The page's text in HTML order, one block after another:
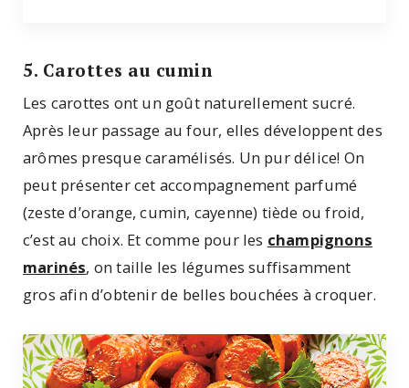
5. Carottes au cumin
Les carottes ont un goût naturellement sucré.
Après leur passage au four, elles développent des
arômes presque caramélisés. Un pur délice! On
peut présenter cet accompagnement parfumé
(zeste d’orange, cumin, cayenne) tiède ou froid,
c’est au choix. Et comme pour les champignons
marinés, on taille les légumes suffisamment
gros afin d’obtenir de belles bouchées à croquer.